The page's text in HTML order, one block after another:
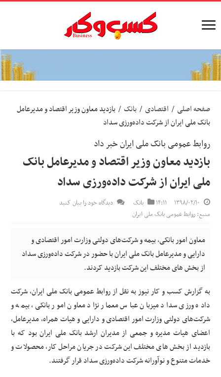
صفحه اصلی / اقتصادی / بانک / بازدید معاون وزیر اقتصاد و مدیرعامل
بانک ملی ایران از شرکت داده‌ورزی سداد
روابط عمومی بانک ملی ایران خبر داد
بازدید معاون وزیر اقتصاد و مدیرعامل بانک
ملی ایران از شرکت داده‌ورزی سداد
۱۳۹۸/۰۲/۱۰ ۱۴:۱۱ بانک
دیدگاه خود را بیان کنید
منبع: روابط عمومی بانک ملی ایران
معاون امور بانکی، بیمه و شرکت‌های دولتی وزارت امور اقتصادی و
دارایی و مدیرعامل بانک ملی ایران با حضور در شرکت داده‌ورزی سداد
از بخش های مختلف این شرکت بازدید کردند.
به گزارش کسب و کار نیوز به نقل از روابط عمومی بانک ملی ایران، شرکت
داده ورزی سداد میزبان عباس معمار نژاد معاون امور بانکی، بیمه و
شرکت‌های دولتی وزارت امور اقتصادی و دارایی و هیات همراه، مدیرعامل،
اعضای هیات مدیره و جمعی از مدیران ارشد بانک ملی ایران بود که با
بازدید از بخش های مختلف این شرکت در جریان مراحل کار، محصولات و
خدمات متنوع و نوآورانه شرکت داده‌ورزی سداد قرار گرفتند.